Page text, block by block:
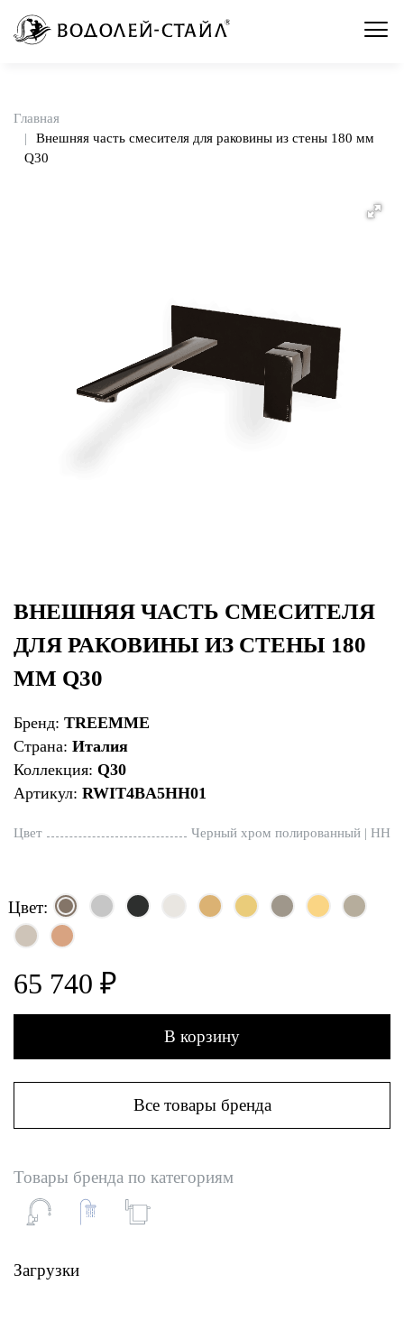
Главная
Внешняя часть смесителя для раковины из стены 180 мм
Q30
ВНЕШНЯЯ ЧАСТЬ СМЕСИТЕЛЯ
ДЛЯ РАКОВИНЫ ИЗ СТЕНЫ 180
ММ Q30
Бренд: TREEMME
Страна: Италия
Коллекция: Q30
Артикул: RWIT4BA5HH01
Цвет Черный хром полированный | HH
Цвет:
65 740 ₽
В корзину
Все товары бренда
Товары бренда по категориям
Загрузки